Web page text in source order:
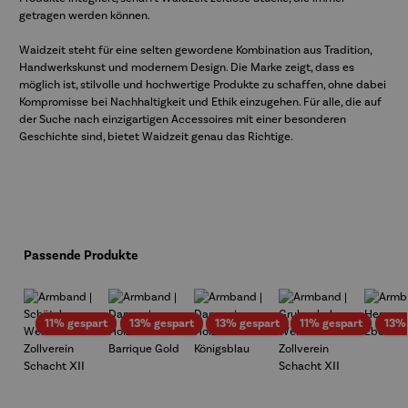
getragen werden können.
Waidzeit steht für eine selten gewordene Kombination aus Tradition,
Handwerkskunst und modernem Design. Die Marke zeigt, dass es
möglich ist, stilvolle und hochwertige Produkte zu schaffen, ohne dabei
Kompromisse bei Nachhaltigkeit und Ethik einzugehen. Für alle, die auf
der Suche nach einzigartigen Accessoires mit einer besonderen
Geschichte sind, bietet Waidzeit genau das Richtige.
Produktgalerie überspringen
Passende Produkte
11% gespartRabatt13% gespartRabatt13% gespartRabatt11% gespartRabatt